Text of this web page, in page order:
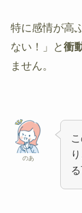
特に感情が高
ない！」と 衝
ません。
のあ